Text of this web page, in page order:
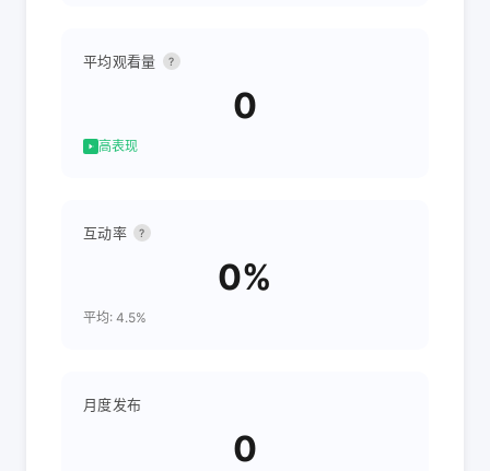
平均观看量 ?
0
高表现
互动率 ?
0%
平均: 4.5%
月度发布
0